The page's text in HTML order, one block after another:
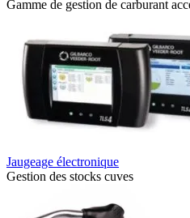
Gamme de gestion de carburant
Jaugeage électronique
Gestion des stocks cuves